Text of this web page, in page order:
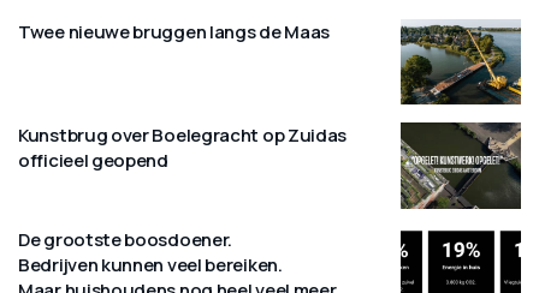
Twee nieuwe bruggen langs de Maas
Kunstbrug over Boelegracht op Zuidas
officieel geopend
De grootste boosdoener.
Bedrijven kunnen veel bereiken.